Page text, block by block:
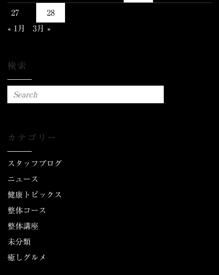
27
28
« 1月
3月 »
検索
カテゴリー
スタッフブログ
ニュース
健康トピックス
整体コース
整体講座
未分類
癒しグルメ